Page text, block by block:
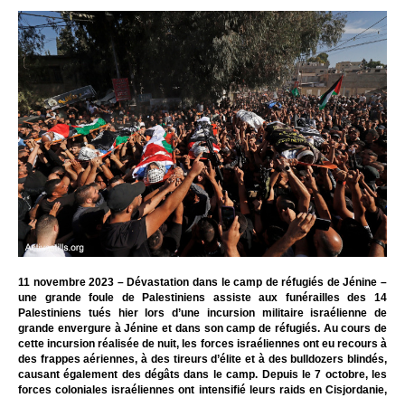
11 novembre 2023 – Dévastation dans le camp de réfugiés de Jénine –
une grande foule de Palestiniens assiste aux funérailles des 14
Palestiniens tués hier lors d’une incursion militaire israélienne de
grande envergure à Jénine et dans son camp de réfugiés. Au cours de
cette incursion réalisée de nuit, les forces israéliennes ont eu recours à
des frappes aériennes, à des tireurs d’élite et à des bulldozers blindés,
causant également des dégâts dans le camp. Depuis le 7 octobre, les
forces coloniales israéliennes ont intensifié leurs raids en Cisjordanie,